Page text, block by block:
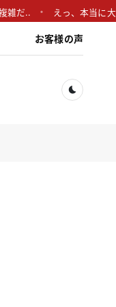
えっ、本当に大気汚染
お客様の声